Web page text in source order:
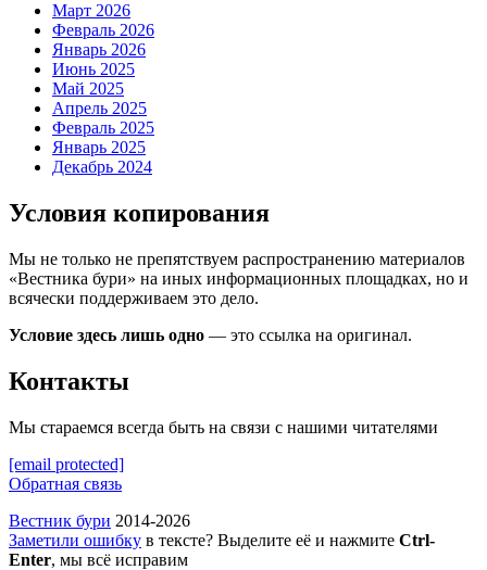
Март 2026
Февраль 2026
Январь 2026
Июнь 2025
Май 2025
Апрель 2025
Февраль 2025
Январь 2025
Декабрь 2024
Условия копирования
Мы не только не препятствуем распространению материалов
«Вестника бури» на иных информационных площадках, но и
всячески поддерживаем это дело.
Условие здесь лишь одно — это ссылка на оригинал.
Контакты
Мы стараемся всегда быть на связи с нашими читателями
[email protected]
Обратная связь
Вестник бури 2014-2026
Заметили ошибку в тексте? Выделите её и нажмите Ctrl-
Enter, мы всё исправим